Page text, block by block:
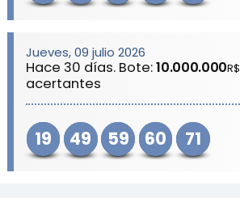
Jueves, 09 julio 2026
Hace 30 días. Bote:10.000.000R$
acertantes
19 49 59 60 71